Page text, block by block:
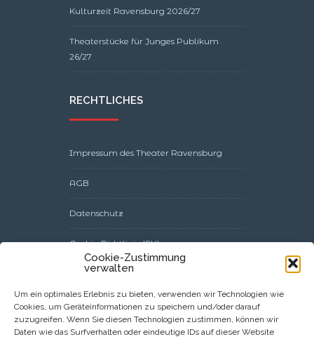
Cookie-Zustimmung
verwalten
Um ein optimales Erlebnis zu bieten, verwenden wir Technologien wie
Cookies, um Geräteinformationen zu speichern und/oder darauf
zuzugreifen. Wenn Sie diesen Technologien zustimmen, können wir
Daten wie das Surfverhalten oder eindeutige IDs auf dieser Website
Kulturzeit Ravensburg 2026/27
Theaterstücke für Junges Publikum
26/27
RECHTLICHES
Impressum des Theater Ravensburg
AGB
Datenschutz
Cookie-Richtlinie (EU)
Barrierefreiheitserklärung